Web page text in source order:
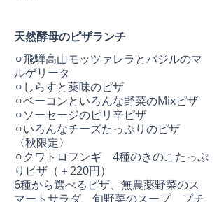
天然酵母のピザランチ
⚪︎飛騨高山モッツァレラとバジルのマ
ルゲリータ
⚪︎しらすと薬味のピザ
⚪︎ベーコンといろんな野菜のMixピザ
⚪︎ソーセージのピリ辛ピザ
⚪︎いろんなチーズたっぷりのピザ
〈秋限定〉
⚪︎クワトロフンギ 4種のきのこたっぷ
りピザ（＋220円）
6種から選べるピザ、無農薬野菜のス
マートサラダ、旬野菜のスープ、プチ